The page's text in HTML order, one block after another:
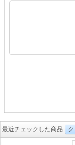
最近チェックした商品